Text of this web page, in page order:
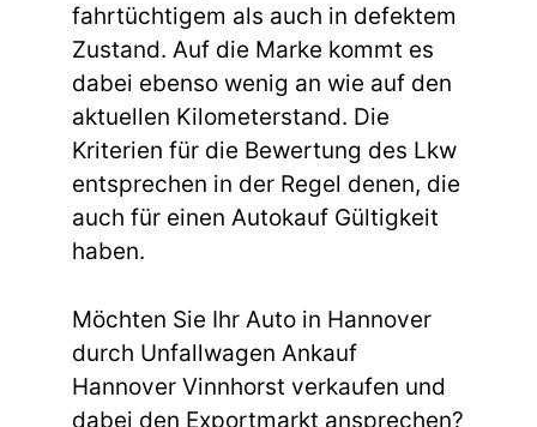
fahrtüchtigem als auch in defektem
Zustand. Auf die Marke kommt es
dabei ebenso wenig an wie auf den
aktuellen Kilometerstand. Die
Kriterien für die Bewertung des Lkw
entsprechen in der Regel denen, die
auch für einen Autokauf Gültigkeit
haben.
Möchten Sie Ihr Auto in Hannover
durch Unfallwagen Ankauf
Hannover Vinnhorst verkaufen und
dabei den Exportmarkt ansprechen?